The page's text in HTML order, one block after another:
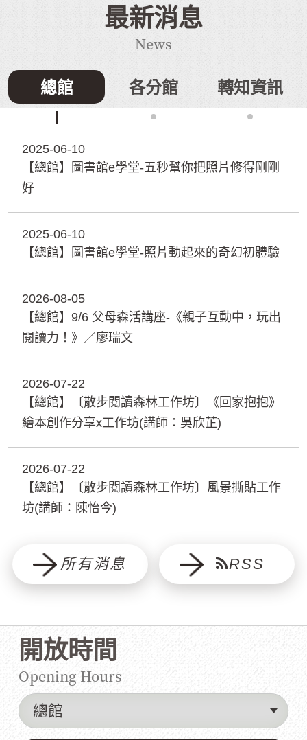
最新消息
News
:::
總館 各分館 轉知資訊
【總館】圖書館e學堂-五秒幫你把照片修得剛剛
好
2025-06-10
【總館】圖書館e學堂-照片動起來的奇幻初體驗
2025-06-10
【總館】9/6 父母森活講座-《親子互動中，玩出
閱讀力！》／廖瑞文
2026-08-05
【總館】〔散步閱讀森林工作坊〕《回家抱抱》
繪本創作分享x工作坊(講師：吳欣芷)
2026-07-22
【總館】〔散步閱讀森林工作坊〕風景撕貼工作
坊(講師：陳怡今)
2026-07-22
所有消息 RSS
開放時間
Opening Hours